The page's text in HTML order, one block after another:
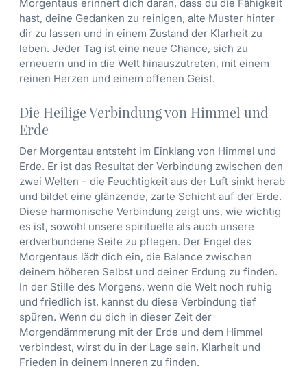
Morgentaus erinnert dich daran, dass du die Fähigkeit
hast, deine Gedanken zu reinigen, alte Muster hinter
dir zu lassen und in einem Zustand der Klarheit zu
leben. Jeder Tag ist eine neue Chance, sich zu
erneuern und in die Welt hinauszutreten, mit einem
reinen Herzen und einem offenen Geist.
Die Heilige Verbindung von Himmel und
Erde
Der Morgentau entsteht im Einklang von Himmel und
Erde. Er ist das Resultat der Verbindung zwischen den
zwei Welten – die Feuchtigkeit aus der Luft sinkt herab
und bildet eine glänzende, zarte Schicht auf der Erde.
Diese harmonische Verbindung zeigt uns, wie wichtig
es ist, sowohl unsere spirituelle als auch unsere
erdverbundene Seite zu pflegen. Der Engel des
Morgentaus lädt dich ein, die Balance zwischen
deinem höheren Selbst und deiner Erdung zu finden.
In der Stille des Morgens, wenn die Welt noch ruhig
und friedlich ist, kannst du diese Verbindung tief
spüren. Wenn du dich in dieser Zeit der
Morgendämmerung mit der Erde und dem Himmel
verbindest, wirst du in der Lage sein, Klarheit und
Frieden in deinem Inneren zu finden.